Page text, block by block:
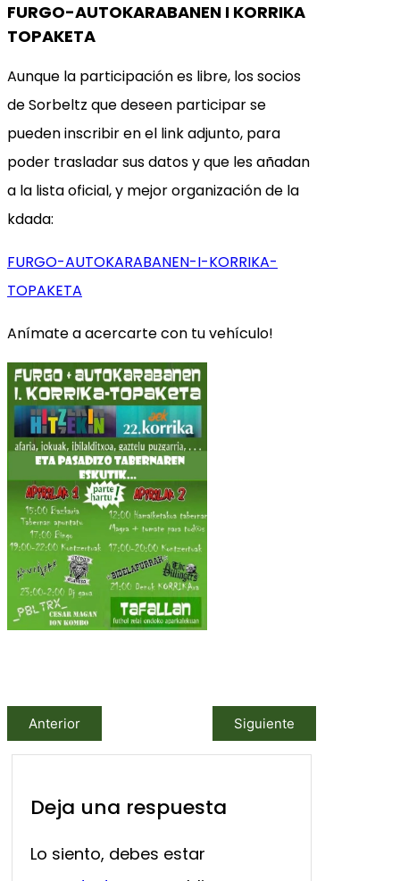
FURGO-AUTOKARABANEN I KORRIKA
TOPAKETA
Aunque la participación es libre, los socios
de Sorbeltz que deseen participar se
pueden inscribir en el link adjunto, para
poder trasladar sus datos y que les añadan
a la lista oficial, y mejor organización de la
kdada:
FURGO-AUTOKARABANEN-I-KORRIKA-
TOPAKETA
Anímate a acercarte con tu vehículo!
Anterior Siguiente
Deja una respuesta
Lo siento, debes estar